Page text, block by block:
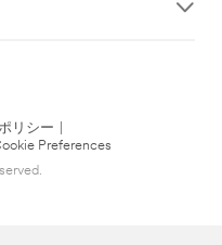
リシー
Preferences